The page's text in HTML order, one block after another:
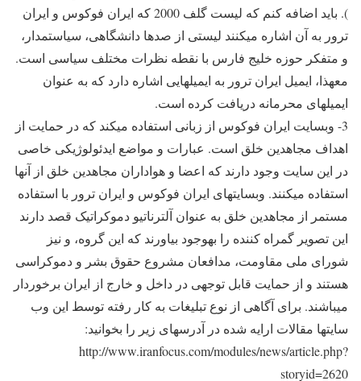
). باید اضافه کنم که لیست گلف 2000 که ایران فوکوس و ایران
ترور به آن اشاره می‎کنند لیستی از صدها دانشگاهی، سیاستمدار،
و متفکر حوزه خلیج فارس با نقطه نظرات مختلف سیاسی است.
معهذا، ایمیل ایران ترور به ایمیل‎هایی اشاره دارد که به عنوان
ایمیل‎های محرمانه دریافت کرده است.
3- وب‎سایت ایران فوکوس از زبانی استفاده می‎کند که در حمایت از
اهداف مجاهدین خلق است. عبارات و مواضع ایدئولوژیکی خاصی
در این سایت وجود دارند که اعضا و هواداران مجاهدین خلق از آن‎ها
استفاده می‎کنند. وب‎سایت‎های ایران فوکوس و ایران ترور با استفاده
مستمر از مجاهدین خلق به عنوان آلترناتیو دموکراتیک قصد دارند
این تصویر گمراه کننده را به‎وجود بیاورند که این گروه، و نیز
شورای ملی مقاومت، مدافعان مشروع حقوق بشر و دموکراسی
هستند و از حمایت قابل توجهی در داخل و خارج از ایران برخوردار
می‎باشند. برای آگاهی از نوع تبلیغات به کار رفته توسط این وب
سایت‎ها مقالات ارایه شده در آدرس‎های زیر را بخوانید:
http://www.iranfocus.com/modules/news/article.php?
storyid=2620